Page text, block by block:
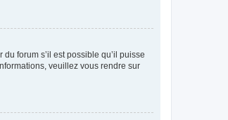
forum s’il est possible qu’il puisse
veuillez vous rendre sur